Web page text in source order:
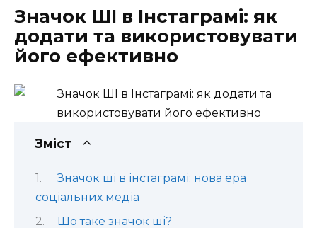
Значок ШІ в Інстаграмі: як
додати та використовувати
його ефективно
Зміст
Значок ші в інстаграмі: нова ера
соціальних медіа
Що таке значок ші?